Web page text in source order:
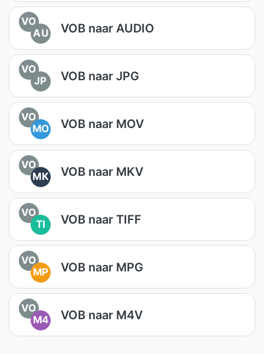
VO
AU
VOB naar AUDIO
VO
JP
VOB naar JPG
VO
MO
VOB naar MOV
VO
MK
VOB naar MKV
VO
TI
VOB naar TIFF
VO
MP
VOB naar MPG
VO
M4
VOB naar M4V